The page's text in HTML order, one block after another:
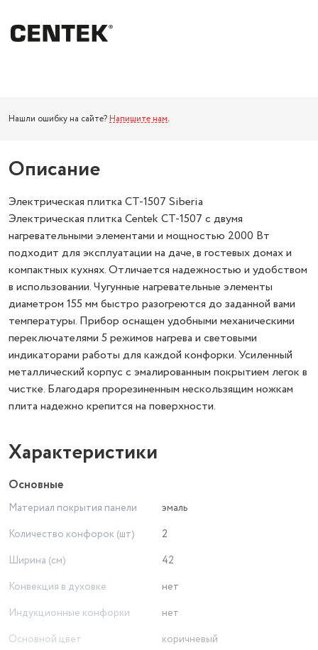
Нашли ошибку на сайте? Напишите нам.
Описание
Электрическая плитка CT-1507 Siberia
Электрическая плитка Centek CT-1507 с двумя
нагревательными элементами и мощностью 2000 Вт
подходит для эксплуатации на даче, в гостевых домах и
компактных кухнях. Отличается надежностью и удобством
в использовании. Чугунные нагревательные элементы
диаметром 155 мм быстро разогреются до заданной вами
температуры. Прибор оснащен удобными механическими
переключателями 5 режимов нагрева и световыми
индикаторами работы для каждой конфорки. Усиленный
металлический корпус с эмалированным покрытием легок в
чистке. Благодаря прорезиненным нескользящим ножкам
плита надежно крепится на поверхности.
Характеристики
Основные
Материал покрытия панели
эмаль
Количество конфорок (шт)
2
Ширина (см)
42
Конвекция в духовке
нет
Индукционные конфорки
нет
Основной цвет
коричневый